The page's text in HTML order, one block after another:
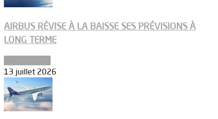
AIRBUS RÉVISE À LA BAISSE SES PRÉVISIONS À
LONG TERME
13 juillet 2026